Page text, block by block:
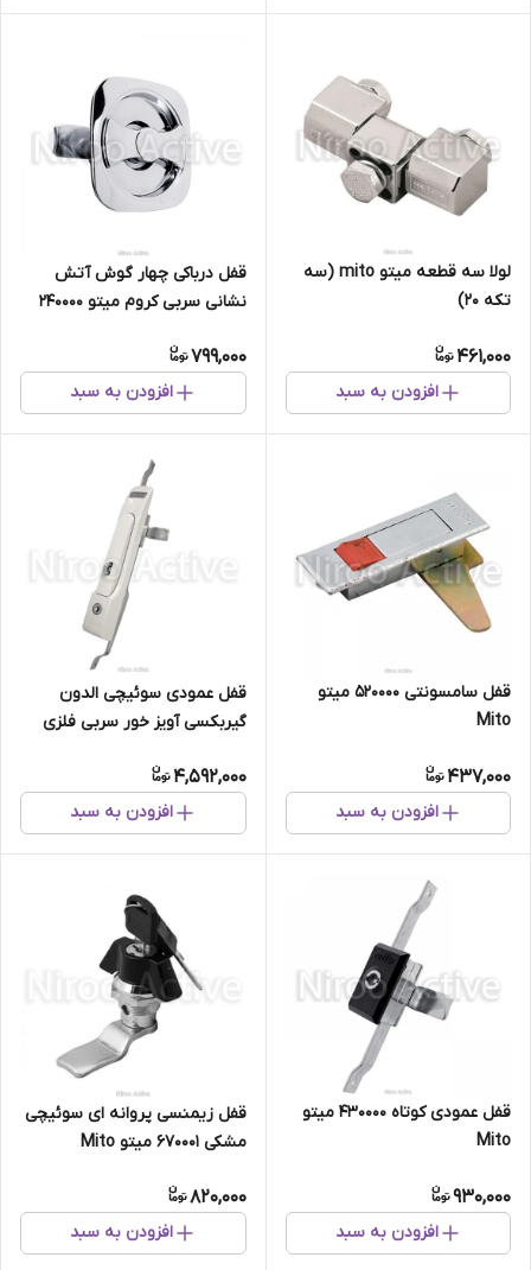
لولا سه قطعه میتو mito (سه
تکه 20)
461,000
افزودن به سبد
قفل درباکی چهار گوش آتش
نشانی سربی کروم میتو ۲۴۰۰۰۰
799,000
افزودن به سبد
قفل سامسونتی 520000 میتو
Mito
437,000
افزودن به سبد
قفل عمودی سوئیچی الدون
گیربکسی آویز خور سربی فلزی
4,592,000
افزودن به سبد
قفل عمودی کوتاه 430000 میتو
Mito
930,000
افزودن به سبد
قفل زیمنسی پروانه ای سوئیچی
مشکی ۶۷۰۰۰۱ میتو Mito
820,000
افزودن به سبد